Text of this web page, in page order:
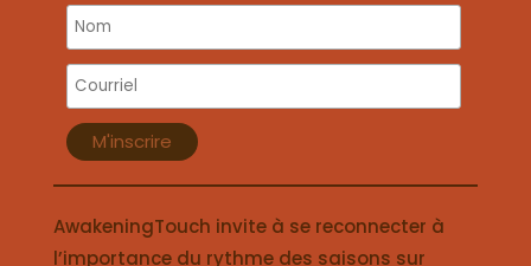
AwakeningTouch invite à se reconnecter à
l’importance du rythme des saisons sur